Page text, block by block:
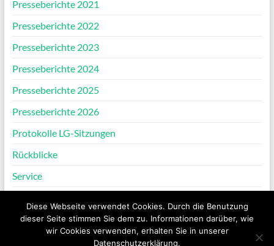
Presseberichte 2021
Presseberichte 2022
Presseberichte 2023
Presseberichte 2024
Presseberichte 2025
Presseberichte 2026
Protokolle LG-Sitzungen
Rückblicke
Service
Diese Webseite verwendet Cookies. Durch die Benutzung
dieser Seite stimmen Sie dem zu. Informationen darüber, wie
wir Cookies verwenden, erhalten Sie in unserer
Datenschutzerklärung.